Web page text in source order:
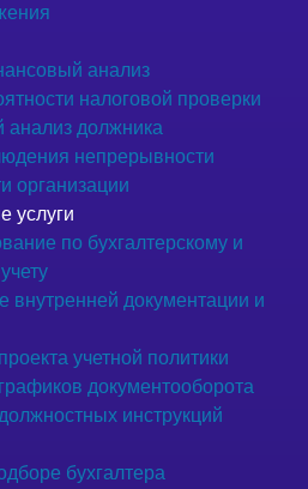
анализ
налоговой проверки
должника
непрерывности
организации
услуги
по бухгалтерскому и
внутренней документации и
учетной политики
документооборота
инструкций
бухгалтера